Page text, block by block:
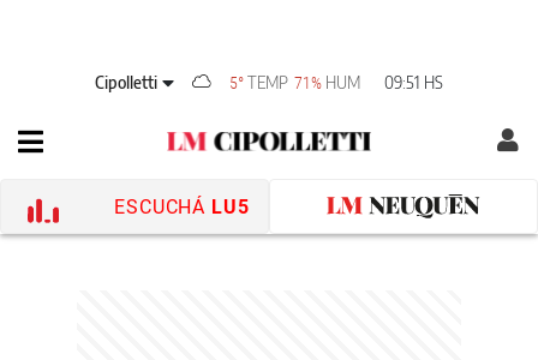
Cipolletti 5°TEMP 71% HUM 09:51 HS
ESCUCHÁ LU5